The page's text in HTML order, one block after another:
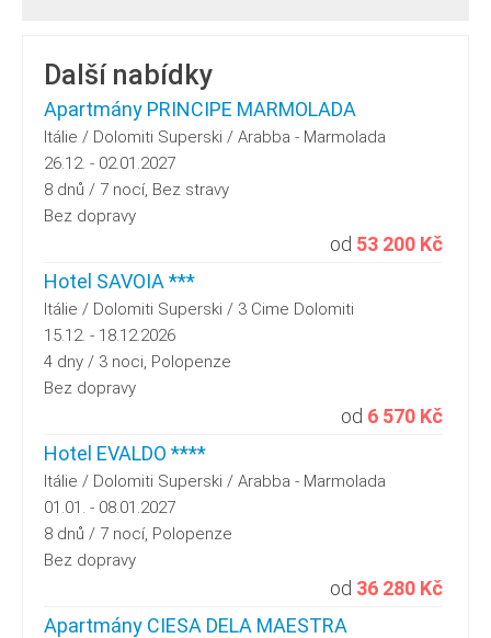
Další nabídky
Apartmány PRINCIPE MARMOLADA
Itálie / Dolomiti Superski / Arabba - Marmolada
26.12. - 02.01.2027
8 dnů / 7 nocí, Bez stravy
Bez dopravy
od 53 200 Kč
Hotel SAVOIA ***
Itálie / Dolomiti Superski / 3 Cime Dolomiti
15.12. - 18.12.2026
4 dny / 3 noci, Polopenze
Bez dopravy
od 6 570 Kč
Hotel EVALDO ****
Itálie / Dolomiti Superski / Arabba - Marmolada
01.01. - 08.01.2027
8 dnů / 7 nocí, Polopenze
Bez dopravy
od 36 280 Kč
Apartmány CIESA DELA MAESTRA